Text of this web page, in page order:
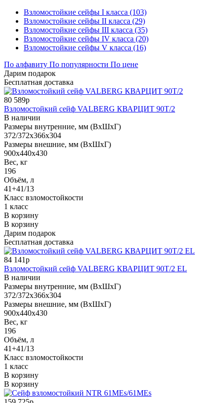
Взломостойкие сейфы I класса (103)
Взломостойкие сейфы II класса (29)
Взломостойкие сейфы III класса (35)
Взломостойкие сейфы IV класса (20)
Взломостойкие сейфы V класса (16)
По алфавиту По популярности По цене
Дарим подарок
Бесплатная доставка
80 589р
Взломостойкий сейф VALBERG КВАРЦИТ 90Т/2
В наличии
Размеры внутренние, мм (ВхШхГ)
372/372x366x304
Размеры внешние, мм (ВхШхГ)
900x440x430
Вес, кг
196
Объём, л
41+41/13
Класс взломостойкости
1 класс
В корзину
В корзину
Дарим подарок
Бесплатная доставка
84 141р
Взломостойкий сейф VALBERG КВАРЦИТ 90Т/2 EL
В наличии
Размеры внутренние, мм (ВхШхГ)
372/372x366x304
Размеры внешние, мм (ВхШхГ)
900x440x430
Вес, кг
196
Объём, л
41+41/13
Класс взломостойкости
1 класс
В корзину
В корзину